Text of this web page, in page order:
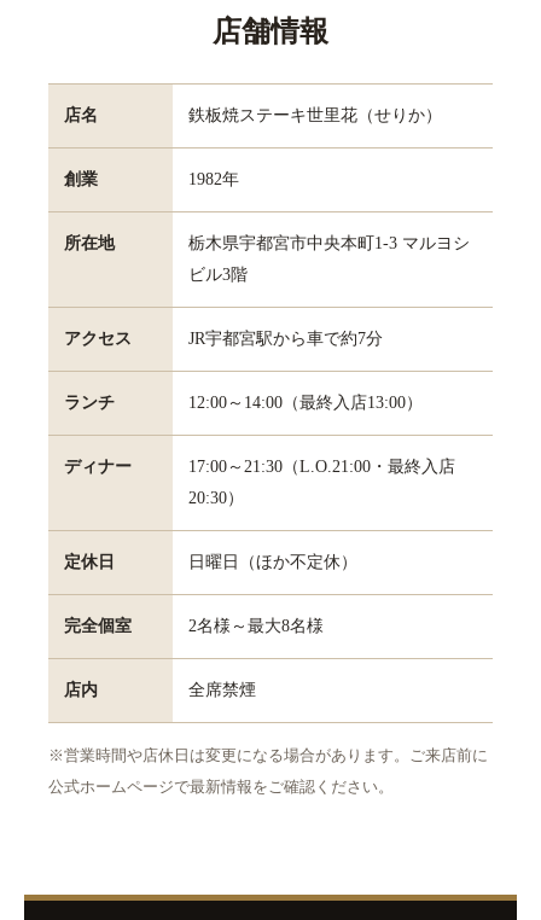
店舗情報
店名 鉄板焼ステーキ世里花（せりか）
創業 1982年
所在地
栃木県宇都宮市中央本町1-3 マルヨシ
ビル3階
アクセス JR宇都宮駅から車で約7分
ランチ 12:00～14:00（最終入店13:00）
ディナー
17:00～21:30（L.O.21:00・最終入店
20:30）
定休日 日曜日（ほか不定休）
完全個室 2名様～最大8名様
店内 全席禁煙
※営業時間や店休日は変更になる場合があります。ご来店前に
公式ホームページで最新情報をご確認ください。